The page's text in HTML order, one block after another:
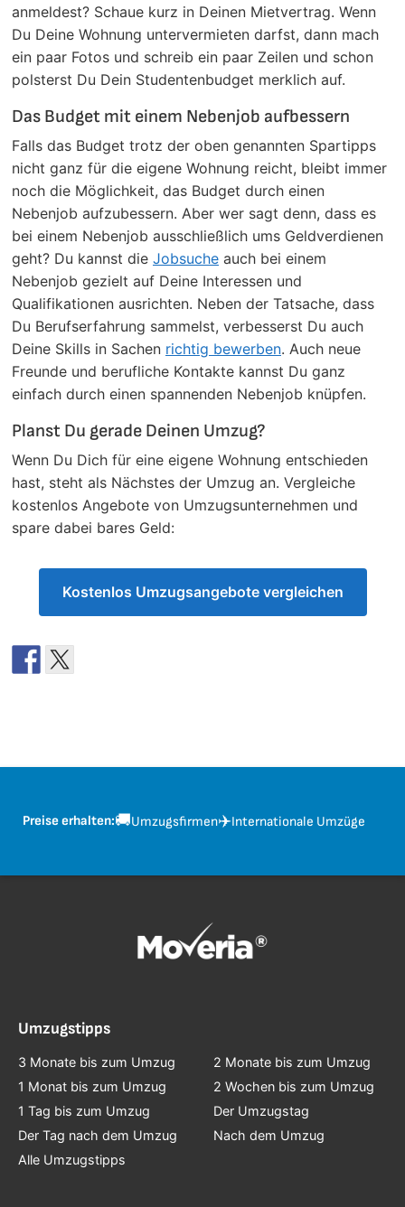
anmeldest? Schaue kurz in Deinen Mietvertrag. Wenn
Du Deine Wohnung untervermieten darfst, dann mach
ein paar Fotos und schreib ein paar Zeilen und schon
polsterst Du Dein Studentenbudget merklich auf.
Das Budget mit einem Nebenjob aufbessern
Falls das Budget trotz der oben genannten Spartipps
nicht ganz für die eigene Wohnung reicht, bleibt immer
noch die Möglichkeit, das Budget durch einen
Nebenjob aufzubessern. Aber wer sagt denn, dass es
bei einem Nebenjob ausschließlich ums Geldverdienen
geht? Du kannst die Jobsuche auch bei einem
Nebenjob gezielt auf Deine Interessen und
Qualifikationen ausrichten. Neben der Tatsache, dass
Du Berufserfahrung sammelst, verbesserst Du auch
Deine Skills in Sachen richtig bewerben. Auch neue
Freunde und berufliche Kontakte kannst Du ganz
einfach durch einen spannenden Nebenjob knüpfen.
Planst Du gerade Deinen Umzug?
Wenn Du Dich für eine eigene Wohnung entschieden
hast, steht als Nächstes der Umzug an. Vergleiche
kostenlos Angebote von Umzugsunternehmen und
spare dabei bares Geld:
Kostenlos Umzugsangebote vergleichen
Preise erhalten:🚚Umzugsfirmen✈️Internationale Umzüge
Umzugstipps
3 Monate bis zum Umzug
1 Monat bis zum Umzug
1 Tag bis zum Umzug
Der Tag nach dem Umzug
Alle Umzugstipps
2 Monate bis zum Umzug
2 Wochen bis zum Umzug
Der Umzugstag
Nach dem Umzug